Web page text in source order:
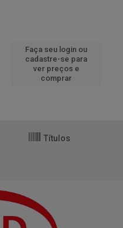
Faça seu login ou
cadastre-se para
ver preços e
comprar
Títulos